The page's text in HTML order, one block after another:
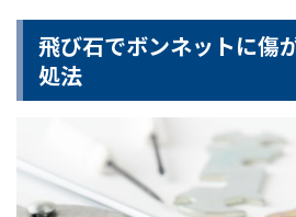
飛び石でボンネットに傷
処法